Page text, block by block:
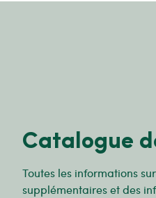
Catalogue
Toutes les informations
supplémentaires et des